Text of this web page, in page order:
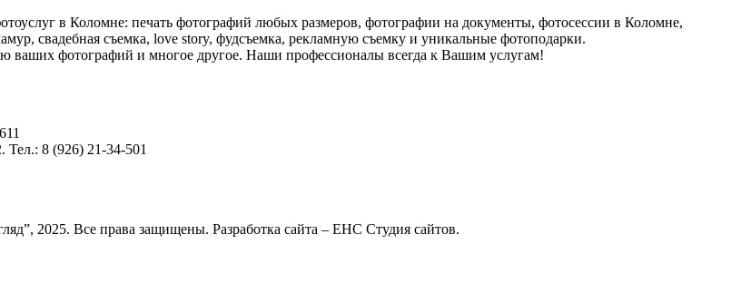
в Коломне: печать фотографий любых размеров, фотографии на документы, фотосессии в Коломне,
свадебная съемка, love story, фудсъемка, рекламную съемку и уникальные фотоподарки.
ваших фотографий и многое другое. Наши профессионалы всегда к Вашим услугам!
8 (926) 21-34-501
2025. Все права защищены. Разработка сайта – ЕНС Студия сайтов.